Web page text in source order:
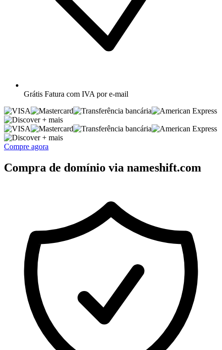
Grátis Fatura com IVA por e-mail
+ mais
+ mais
Compre agora
Compra de domínio via nameshift.com